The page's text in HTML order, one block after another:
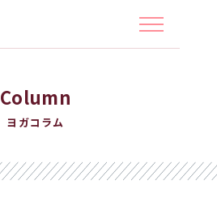
Column
ヨガコラム